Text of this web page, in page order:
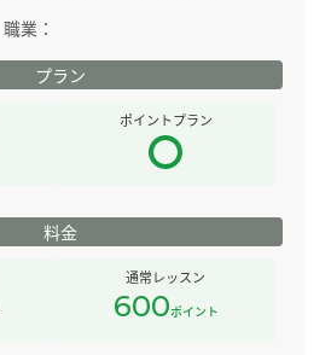
職業：
プラン
ポイントプラン
料金
通常レッスン
600ポイント